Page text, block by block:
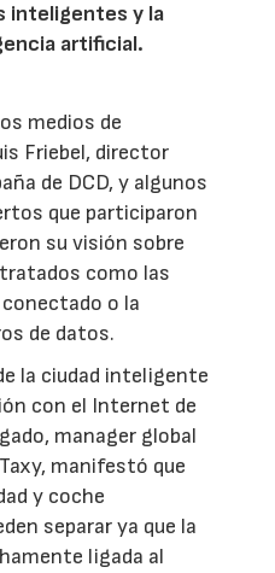
inteligentes y la
artificial.
medios de
Friebel, director
de DCD, y algunos
que participaron
su visión sobre
como las
o la
de datos.
la ciudad inteligente
con el Internet de
manager global
manifestó que
y coche
separar ya que la
ligada al